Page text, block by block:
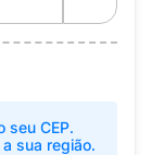
seu CEP.
sua região.